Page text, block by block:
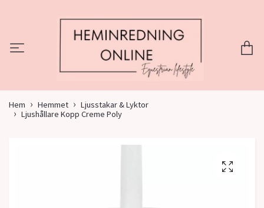
Hem Hemmet
Ljusstakar & Lyktor
Ljushållare Kopp Creme Poly